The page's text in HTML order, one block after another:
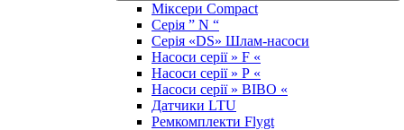
Міксери Compact
Серія ” N “
Серія «DS» Шлам-насоси
Насоси серії » F «
Насоси серії » Р «
Насоси серії » BIBO «
Датчики LTU
Ремкомплекти Flygt